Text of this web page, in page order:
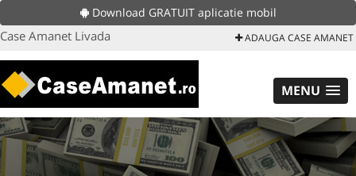
Download GRATUIT aplicatie mobil
Case Amanet Livada ADAUGA CASE AMANET
MENU